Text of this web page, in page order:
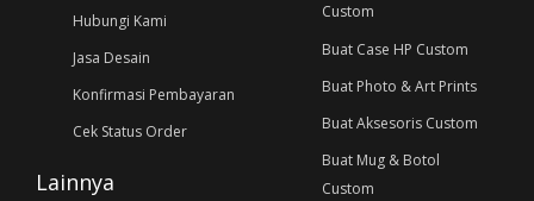
Hubungi Kami
Jasa Desain
Konfirmasi Pembayaran
Cek Status Order
Lainnya
Custom
Buat Case HP Custom
Buat Photo & Art Prints
Buat Aksesoris Custom
Buat Mug & Botol
Custom